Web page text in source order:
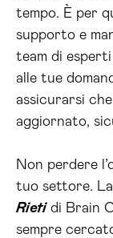
tempo. È per
supporto e
team di
alle tue
assicurarsi
aggiornato,
Non perdere
tuo settore. La
Rietidi Brain
sempre